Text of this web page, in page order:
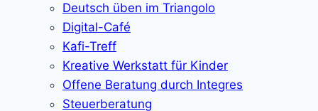
Deutsch üben im Triangolo
Digital-Café
Kafi-Treff
Kreative Werkstatt für Kinder
Offene Beratung durch Integres
Steuerberatung